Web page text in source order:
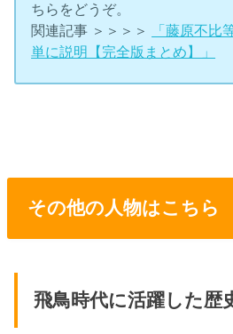
ちらをどうぞ。
関連記事 ＞＞＞＞
「藤原不比
単に説明【完全版まとめ】」
その他の人物はこちら
飛鳥時代に活躍した歴